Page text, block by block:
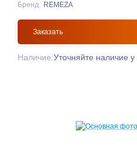
Бренд: REMEZA
Заказать
Наличие:Уточняйте наличие